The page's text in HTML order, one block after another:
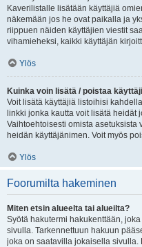
Kaverilistalle lisätään käyttäjiä
näkemään jos he ovat paikalla ja
riippuen näiden käyttäjien viestit
vihamieheksi, kaikki käyttäjän
Ylös
Kuinka voin lisätä / poistaa
Voit lisätä käyttäjiä listoihisi
linkki jonka kautta voit lisätä
Vaihtoehtoisesti omista
heidän käyttäjänimen. Voit myös
Ylös
Foorumilta hakeminen
Miten etsin alueelta tai alueilta?
Syötä hakutermi hakukenttään,
sivulla. Tarkennettuun hakuun
joka on saatavilla jokaisella sivulla.